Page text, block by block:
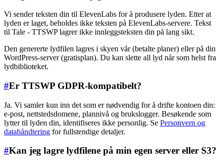
Vi sender teksten din til ElevenLabs for å produsere lyden. Etter at
lyden er laget, beholdes ikke teksten på ElevenLabs-servere. Tekst
til Tale - TTSWP lagrer ikke innleggsteksten din på lang sikt.
Den genererte lydfilen lagres i skyen vår (betalte planer) eller på din
WordPress-server (gratisplan). Du kan slette all lyd når som helst fra
lydbiblioteket.
#Er TTSWP GDPR-kompatibelt?
Ja. Vi samler kun inn det som er nødvendig for å drifte kontoen din:
e-post, nettstedsdomene, plannivå og brukslogger. Besøkende som
lytter til lyden din, identifiseres ikke personlig. Se Personvern og
datahåndtering for fullstendige detaljer.
#Kan jeg lagre lydfilene på min egen server eller S3?